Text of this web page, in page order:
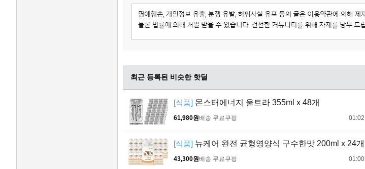
최근 등록된 비슷한 핫딜
[식품] 몬스터에너지 울트라 355ml x 48개
61,980원배송 무료쿠팡 01:02
[식품] 뉴케어 완전 균형영양식 구수한맛 200ml x 24개
43,300원배송 무료쿠팡 01:00